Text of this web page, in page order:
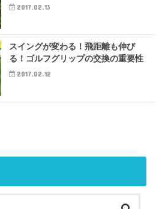
2017.02.13
スイングが変わる！飛距離も伸び
る！ゴルフグリップの交換の重要性
2017.02.12